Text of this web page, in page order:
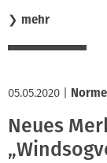
❯ mehr
05.05.2020
Neues